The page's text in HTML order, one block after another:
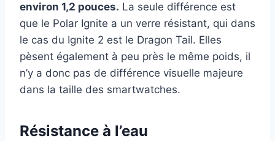
environ 1,2 pouces. La seule différence est
que le Polar Ignite a un verre résistant, qui dans
le cas du Ignite 2 est le Dragon Tail. Elles
pèsent également à peu près le même poids, il
n’y a donc pas de différence visuelle majeure
dans la taille des smartwatches.
Résistance à l’eau